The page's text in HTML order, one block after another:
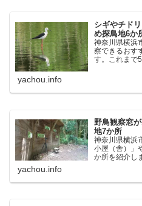
シギやチド
め探鳥地6か
神奈川県横浜
察できるおす
す。これまで
yachou.info
野鳥観察窓
地7か所
神奈川県横浜
小屋（舎）」
か所を紹介し
す。実際に
湖にいる野
中にあり、電
yachou.info